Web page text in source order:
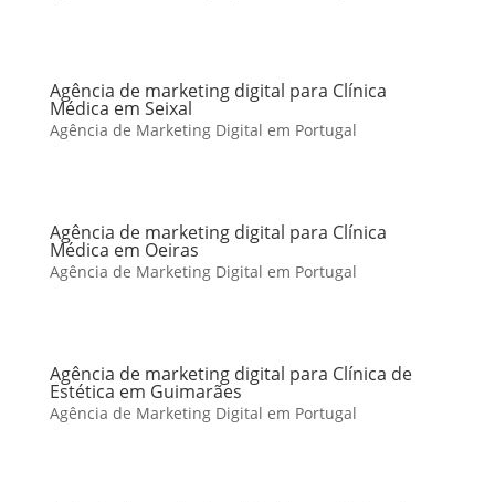
Agência de marketing digital para Clínica
Médica em Seixal
Agência de Marketing Digital em Portugal
Agência de marketing digital para Clínica
Médica em Oeiras
Agência de Marketing Digital em Portugal
Agência de marketing digital para Clínica de
Estética em Guimarães
Agência de Marketing Digital em Portugal